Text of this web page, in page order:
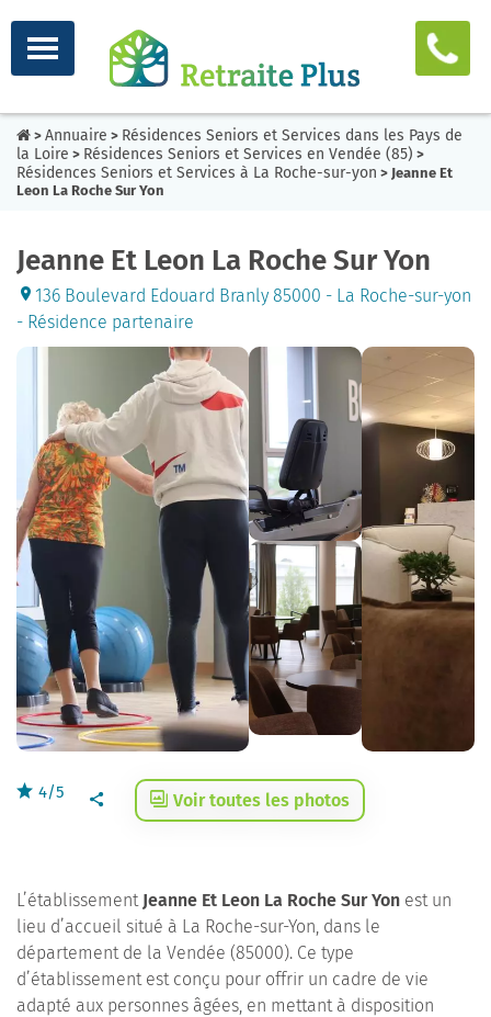
> Annuaire > Résidences Seniors et Services dans les Pays de
la Loire > Résidences Seniors et Services en Vendée (85) >
Résidences Seniors et Services à La Roche-sur-yon > Jeanne Et
Leon La Roche Sur Yon
Jeanne Et Leon La Roche Sur Yon
136 Boulevard Edouard Branly 85000 - La Roche-sur-yon
- Résidence partenaire
4/5 Voir toutes les photos
L’établissement Jeanne Et Leon La Roche Sur Yon est un
lieu d’accueil situé à La Roche-sur-Yon, dans le
département de la Vendée (85000). Ce type
d’établissement est conçu pour offrir un cadre de vie
adapté aux personnes âgées, en mettant à disposition